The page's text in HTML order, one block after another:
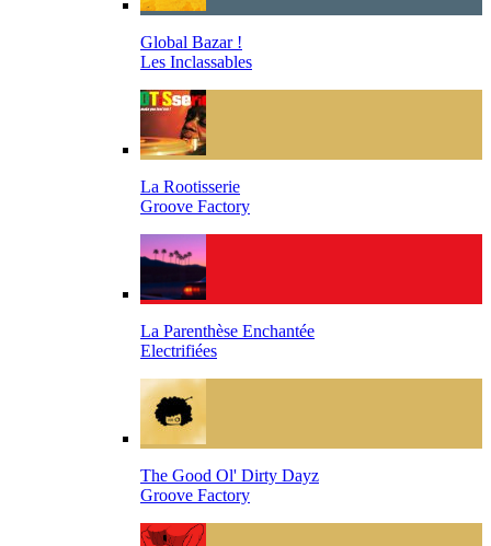
Global Bazar !
Les Inclassables
La Rootisserie
Groove Factory
La Parenthèse Enchantée
Electrifiées
The Good Ol' Dirty Dayz
Groove Factory